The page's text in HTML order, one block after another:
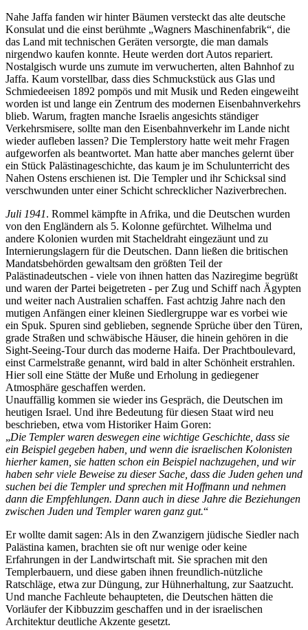
Nahe Jaffa fanden wir hinter Bäumen versteckt das alte deutsche
Konsulat und die einst berühmte
Wagners Maschinenfabrik , die
das Land mit technischen Geräten versorgte, die man damals
nirgendwo kaufen konnte. Heute werden dort Autos repariert.
Nostalgisch wurde uns zumute im verwucherten, alten Bahnhof zu
Jaffa. Kaum vorstellbar, dass dies Schmuckstück aus Glas und
Schmiedeeisen 1892 pompös und mit Musik und Reden eingeweiht
worden ist und lange ein Zentrum des modernen Eisenbahnverkehrs
blieb. Warum, fragten manche Israelis angesichts ständiger
Verkehrsmisere, sollte man den Eisenbahnverkehr im Lande nicht
wieder aufleben lassen? Die Templerstory hatte weit mehr Fragen
aufgeworfen als beantwortet. Man hatte aber manches gelernt über
ein Stück Palästinageschichte, das kaum je im Schulunterricht des
Nahen Ostens erschienen ist. Die Templer und ihr Schicksal sind
verschwunden unter einer Schicht schrecklicher Naziverbrechen.
Juli 1941. Rommel kämpfte in Afrika, und die Deutschen wurden
von den Engländern als 5. Kolonne gefürchtet. Wilhelma und
andere Kolonien wurden mit Stacheldraht eingezäunt und zu
Internierungslagern für die Deutschen. Dann ließen die britischen
Mandatsbehörden gewaltsam den größten Teil der
Palästinadeutschen - viele von ihnen hatten das Naziregime begrüßt
und waren der Partei beigetreten - per Zug und Schiff nach Ägypten
und weiter nach Australien schaffen. Fast achtzig Jahre nach den
mutigen Anfängen einer kleinen Siedlergruppe war es vorbei wie
ein Spuk. Spuren sind geblieben, segnende Sprüche über den Türen,
grade Straßen und schwäbische Häuser, die hinein gehören in die
Sight-Seeing-Tour durch das moderne Haifa. Der Prachtboulevard,
einst Carmelstraße genannt, wird bald in alter Schönheit erstrahlen.
Hier soll eine Stätte der Muße und Erholung in gediegener
Atmosphäre geschaffen werden.
Unauffällig kommen sie wieder ins Gespräch, die Deutschen im
heutigen Israel. Und ihre Bedeutung für diesen Staat wird neu
beschrieben, etwa vom Historiker Haim Goren:
Die Templer waren deswegen eine wichtige Geschichte, dass sie
ein Beispiel gegeben haben, und wenn die israelischen Kolonisten
hierher kamen, sie hatten schon ein Beispiel nachzugehen, und wir
haben sehr viele Beweise zu dieser Sache, dass die Juden gehen und
suchen bei die Templer und sprechen mit Hoffmann und nehmen
dann die Empfehlungen. Dann auch in diese Jahre die Beziehungen
zwischen Juden und Templer waren ganz gut.
Er wollte damit sagen: Als in den Zwanzigern jüdische Siedler nach
Palästina kamen, brachten sie oft nur wenige oder keine
Erfahrungen in der Landwirtschaft mit. Sie sprachen mit den
Templerbauern, und diese gaben ihnen freundlich-nützliche
Ratschläge, etwa zur Düngung, zur Hühnerhaltung, zur Saatzucht.
Und manche Fachleute behaupteten, die Deutschen hätten die
Vorläufer der Kibbuzzim geschaffen und in der israelischen
Architektur deutliche Akzente gesetzt.